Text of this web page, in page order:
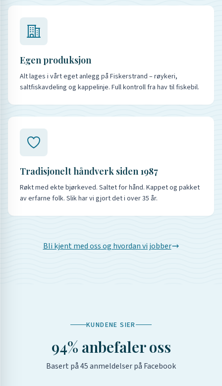
Egen produksjon
Alt lages i vårt eget anlegg på Fiskerstrand – røykeri,
saltfiskavdeling og kappelinje. Full kontroll fra hav til fiskebil.
Tradisjonelt håndverk siden 1987
Røkt med ekte bjørkeved. Saltet for hånd. Kappet og pakket
av erfarne folk. Slik har vi gjort det i over 35 år.
Bli kjent med oss og hvordan vi jobber
KUNDENE SIER
94% anbefaler oss
Basert på45anmeldelser på Facebook